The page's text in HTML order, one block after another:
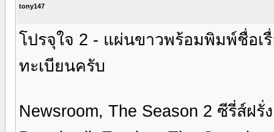
tony147
โปรจุใจ 2 - แผ่นขาวพร้อมพิมพ์ชื่อเ
ทะเบียนครับ
Newsroom, The Season 2 ซีรี่ส์ฝ